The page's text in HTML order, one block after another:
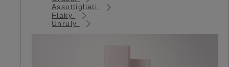
Assottigliati
Flaky
Unruly